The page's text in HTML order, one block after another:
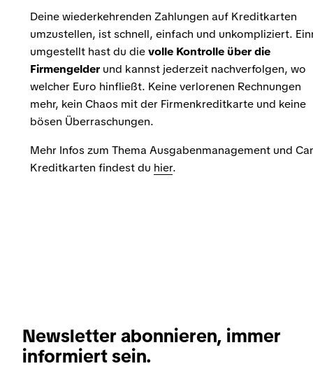
Deine wiederkehrenden Zahlungen auf Kreditkarten
umzustellen, ist schnell, einfach und unkompliziert.
umgestellt hast du dievolle Kontrolle über die
Firmengelder und kannst jederzeit nachverfolgen, wo
welcher Euro hinfließt. Keine verlorenen Rechnungen
mehr, kein Chaos mit der Firmenkreditkarte und keine
bösen Überraschungen.
Mehr Infos zum Thema Ausgabenmanagement und
Kreditkarten findest du hier.
Newsletter abonnieren, immer
informiert sein.